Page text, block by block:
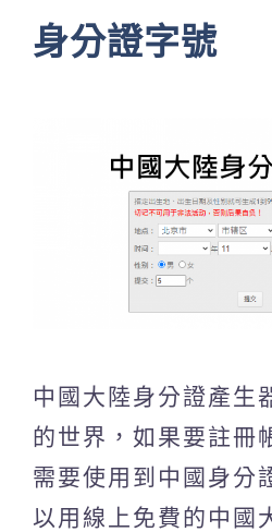
身分證字號
中國大陸身分證產生
的世界，如果要註冊
需要使用到中國身分
以用線上免費的中國